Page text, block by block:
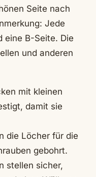
Seite nach
Jede
eine B-Seite. Die
und anderen
mit kleinen
damit sie
die Löcher für die
gebohrt.
stellen sicher,